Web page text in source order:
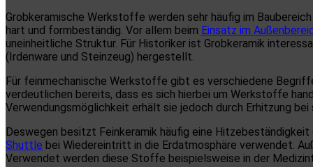
Grobkeramische Werkstoffe werden sehr häufig im
hart und formbeständig. Vor allem beim Einsatz im
uneinheitliche Struktur. Für Historiker ist Grobkeramik
(Irdenware und Steinzeug) hergestellt.
Für feinmechanische Werkstoffe gibt es verschiedene
verdeutlichen bereits, dass es sich hierbei um Werkstoffe
Verwendungsmöglichkeit erhält sie jedoch durch Erhitzung bei
Deswegen besitzt Feinkeramik häufig eine
Shuttle bei Wiedereintritt in die Erdatmosphäre verwendet.
Verwendet werden diese Stoffe beispielsweise in der